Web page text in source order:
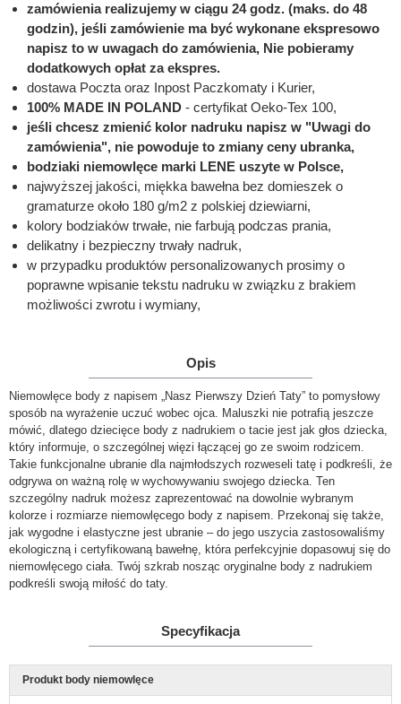
zamówienia realizujemy w ciągu 24 godz. (maks. do 48
godzin), jeśli zamówienie ma być wykonane ekspresowo
napisz to w uwagach do zamówienia, Nie pobieramy
dodatkowych opłat za ekspres.
dostawa Poczta oraz Inpost Paczkomaty i Kurier,
100% MADE IN POLAND - certyfikat Oeko-Tex 100,
jeśli chcesz zmienić kolor nadruku napisz w "Uwagi do
zamówienia", nie powoduje to zmiany ceny ubranka,
bodziaki niemowlęce marki LENE uszyte w Polsce,
najwyższej jakości, miękka bawełna bez domieszek o
gramaturze około 180 g/m2 z polskiej dziewiarni,
kolory bodziaków trwałe, nie farbują podczas prania,
delikatny i bezpieczny trwały nadruk,
w przypadku produktów personalizowanych prosimy o
poprawne wpisanie tekstu nadruku w związku z brakiem
możliwości zwrotu i wymiany,
Opis
Niemowlęce body z napisem „Nasz Pierwszy Dzień Taty” to pomysłowy
sposób na wyrażenie uczuć wobec ojca. Maluszki nie potrafią jeszcze
mówić, dlatego dziecięce body z nadrukiem o tacie jest jak głos dziecka,
który informuje, o szczególnej więzi łączącej go ze swoim rodzicem.
Takie funkcjonalne ubranie dla najmłodszych rozweseli tatę i podkreśli, że
odgrywa on ważną rolę w wychowywaniu swojego dziecka. Ten
szczególny nadruk możesz zaprezentować na dowolnie wybranym
kolorze i rozmiarze niemowlęcego body z napisem. Przekonaj się także,
jak wygodne i elastyczne jest ubranie – do jego uszycia zastosowaliśmy
ekologiczną i certyfikowaną bawełnę, która perfekcyjnie dopasowuj się do
niemowlęcego ciała. Twój szkrab nosząc oryginalne body z nadrukiem
podkreśli swoją miłość do taty.
Specyfikacja
Produkt body niemowlęce